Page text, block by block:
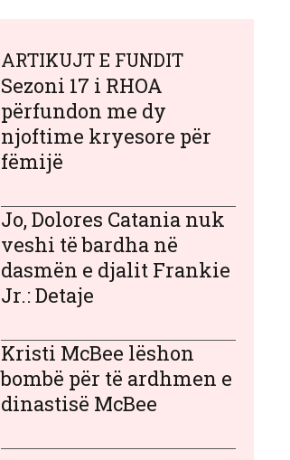
ARTIKUJT E FUNDIT
Sezoni 17 i RHOA
përfundon me dy
njoftime kryesore për
fëmijë
Jo, Dolores Catania nuk
veshi të bardha në
dasmën e djalit Frankie
Jr.: Detaje
Kristi McBee lëshon
bombë për të ardhmen e
dinastisë McBee